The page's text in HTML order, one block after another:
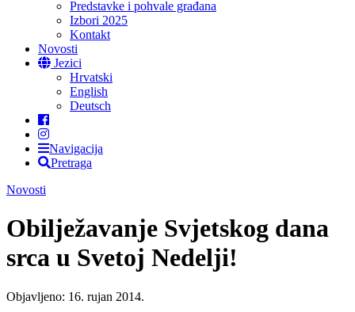
Predstavke i pohvale građana
Izbori 2025
Kontakt
Novosti
Jezici
Hrvatski
English
Deutsch
Navigacija
Pretraga
Novosti
Obilježavanje Svjetskog dana
srca u Svetoj Nedelji!
Objavljeno: 16. rujan 2014.